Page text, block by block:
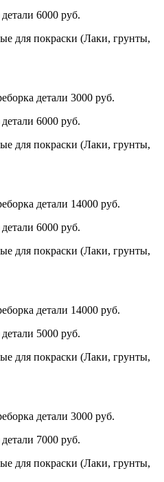
6000 руб.
для покраски (Лаки, грунты,
детали 3000 руб.
6000 руб.
для покраски (Лаки, грунты,
детали 14000 руб.
6000 руб.
для покраски (Лаки, грунты,
детали 14000 руб.
5000 руб.
для покраски (Лаки, грунты,
детали 3000 руб.
7000 руб.
для покраски (Лаки, грунты,